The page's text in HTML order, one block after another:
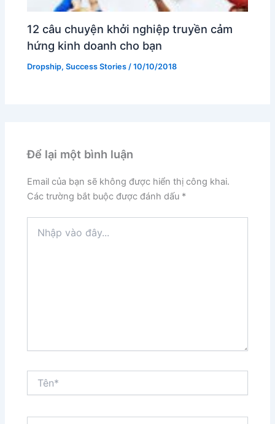
12 câu chuyện khởi nghiệp truyền cảm
hứng kinh doanh cho bạn
Dropship,Success Stories /10/10/2018
Để lại một bình luận
Email của bạn sẽ không được hiển thị công khai.
Các trường bắt buộc được đánh dấu *
vào